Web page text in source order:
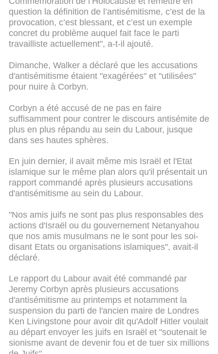
question la définition de l’antisémitisme, c’est de la
provocation, c’est blessant, et c’est un exemple
concret du problème auquel fait face le parti
travailliste actuellement", a-t-il ajouté.
Dimanche, Walker a déclaré que les accusations
d'antisémitisme étaient "exagérées" et "utilisées"
pour nuire à Corbyn.
Corbyn a été accusé de ne pas en faire
suffisamment pour contrer le discours antisémite de
plus en plus répandu au sein du Labour, jusque
dans ses hautes sphères.
En juin dernier, il avait même mis Israël et l'Etat
islamique sur le même plan alors qu'il présentait un
rapport commandé après plusieurs accusations
d'antisémitisme au sein du Labour.
"Nos amis juifs ne sont pas plus responsables des
actions d'Israël ou du gouvernement Netanyahou
que nos amis musulmans ne le sont pour les soi-
disant Etats ou organisations islamiques", avait-il
déclaré.
Le rapport du Labour avait été commandé par
Jeremy Corbyn après plusieurs accusations
d'antisémitisme au printemps et notamment la
suspension du parti de l'ancien maire de Londres
Ken Livingstone pour avoir dit qu'Adolf Hitler voulait
au départ envoyer les juifs en Israël et "soutenait le
sionisme avant de devenir fou et de tuer six millions